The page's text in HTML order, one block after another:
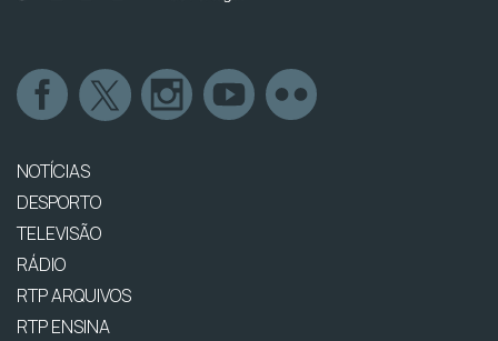
NOTÍCIAS
DESPORTO
TELEVISÃO
RÁDIO
RTP ARQUIVOS
RTP ENSINA